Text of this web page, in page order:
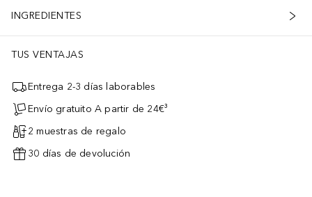
INGREDIENTES
TUS VENTAJAS
Entrega 2-3 días laborables
Envío gratuito A partir de 24€³
2 muestras de regalo
30 días de devolución